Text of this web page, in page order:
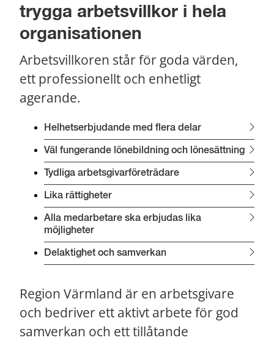
trygga arbetsvillkor i hela
organisationen
Arbetsvillkoren står för goda värden,
ett professionellt och enhetligt
agerande.
Helhetserbjudande med flera delar
Väl fungerande lönebildning och lönesättning
Tydliga arbetsgivarföreträdare
Lika rättigheter
Alla medarbetare ska erbjudas lika
möjligheter
Delaktighet och samverkan
Region Värmland är en arbetsgivare
och bedriver ett aktivt arbete för god
samverkan och ett tillåtande